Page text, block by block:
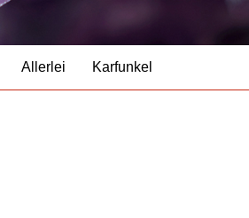
Allerlei Karfunkel